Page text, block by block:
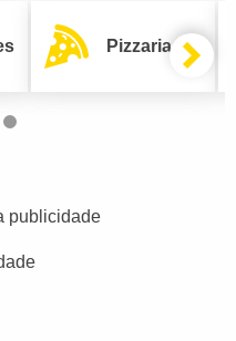
Pizzarias
publicidade